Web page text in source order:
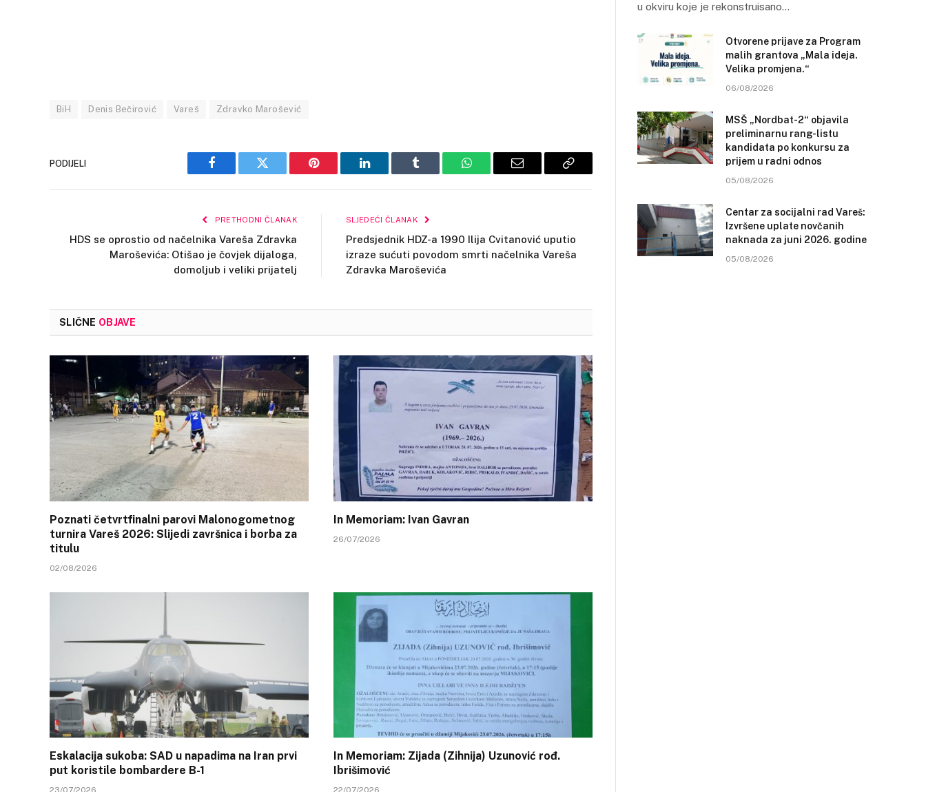
BiH Denis Bečirović Vareš Zdravko Marošević
PODIJELI
Facebook Twitter Pinterest LinkedIn Tumblr WhatsAppEmail
Copy
PRETHODNI ČLANAK
HDS se oprostio od načelnika Vareša Zdravka
Maroševića: Otišao je čovjek dijaloga,
domoljub i veliki prijatelj
SLJEDEĆI ČLANAK
Predsjednik HDZ-a 1990 Ilija Cvitanović uputio
izraze sućuti povodom smrti načelnika Vareša
Zdravka Maroševića
SLIČNE OBJAVE
Poznati četvrtfinalni parovi Malonogometnog
turnira Vareš 2026: Slijedi završnica i borba za
titulu
02/08/2026
In Memoriam: Ivan Gavran
26/07/2026
Eskalacija sukoba: SAD u napadima na Iran prvi
put koristile bombardere B-1
In Memoriam: Zijada (Zihnija) Uzunović rođ.
Ibrišimović
u okviru koje je rekonstruisano…
Otvorene prijave za Program
malih grantova „Mala ideja.
Velika promjena.“
06/08/2026
MSŠ „Nordbat-2“ objavila
preliminarnu rang-listu
kandidata po konkursu za
prijem u radni odnos
05/08/2026
Centar za socijalni rad Vareš:
Izvršene uplate novčanih
naknada za juni 2026. godine
05/08/2026